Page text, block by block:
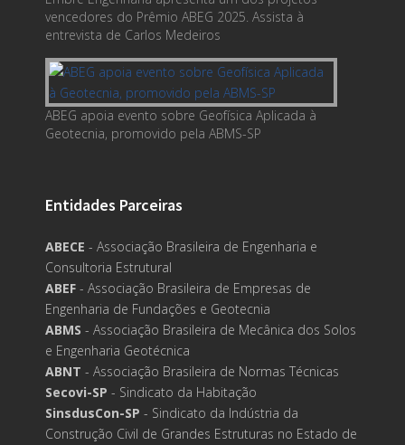
vencedores do Prêmio ABEG 2025. Assista à
entrevista de Carlos Medeiros
ABEG apoia evento sobre Geofísica Aplicada à
Geotecnia, promovido pela ABMS-SP
Entidades Parceiras
ABECE - Associação Brasileira de Engenharia e
Consultoria Estrutural
ABEF - Associação Brasileira de Empresas de
Engenharia de Fundações e Geotecnia
ABMS - Associação Brasileira de Mecânica dos Solos
e Engenharia Geotécnica
ABNT - Associação Brasileira de Normas Técnicas
Secovi-SP - Sindicato da Habitação
SinsdusCon-SP - Sindicato da Indústria da
Construção Civil de Grandes Estruturas no Estado de